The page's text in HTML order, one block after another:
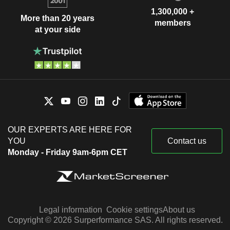
More than 20 years
at your side
1,300,000 +
members
OUR EXPERTS ARE HERE FOR
YOU
Monday - Friday 9am-6pm CET
Contact us
Legal information Cookie settingsAbout us
Copyright © 2026 Surperformance SAS. All rights reserved.